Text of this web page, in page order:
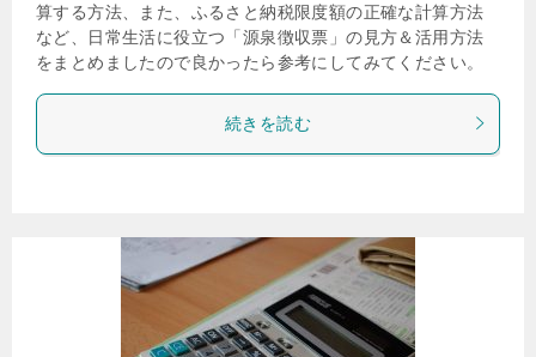
算する方法、また、ふるさと納税限度額の正確な計算方法
など、日常生活に役立つ「源泉徴収票」の見方＆活用方法
をまとめましたので良かったら参考にしてみてください。
続きを読む